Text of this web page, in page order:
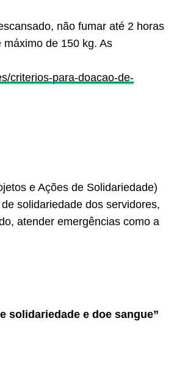
não fumar até 2 horas
de 150 kg. As
criterios-para-doacao-de-
e Ações de Solidariedade)
solidariedade dos servidores,
atender emergências como a
solidariedade e doe sangue”